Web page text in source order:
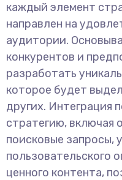
каждый элемент
направлен на
аудитории.
конкурентов и
разработать
которое будет
других. Интеграция
стратегию, включая
поисковые запросы,
пользовательского
ценного контента,